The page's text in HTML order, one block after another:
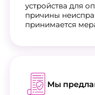
устройства для
причины
принимается
Мы